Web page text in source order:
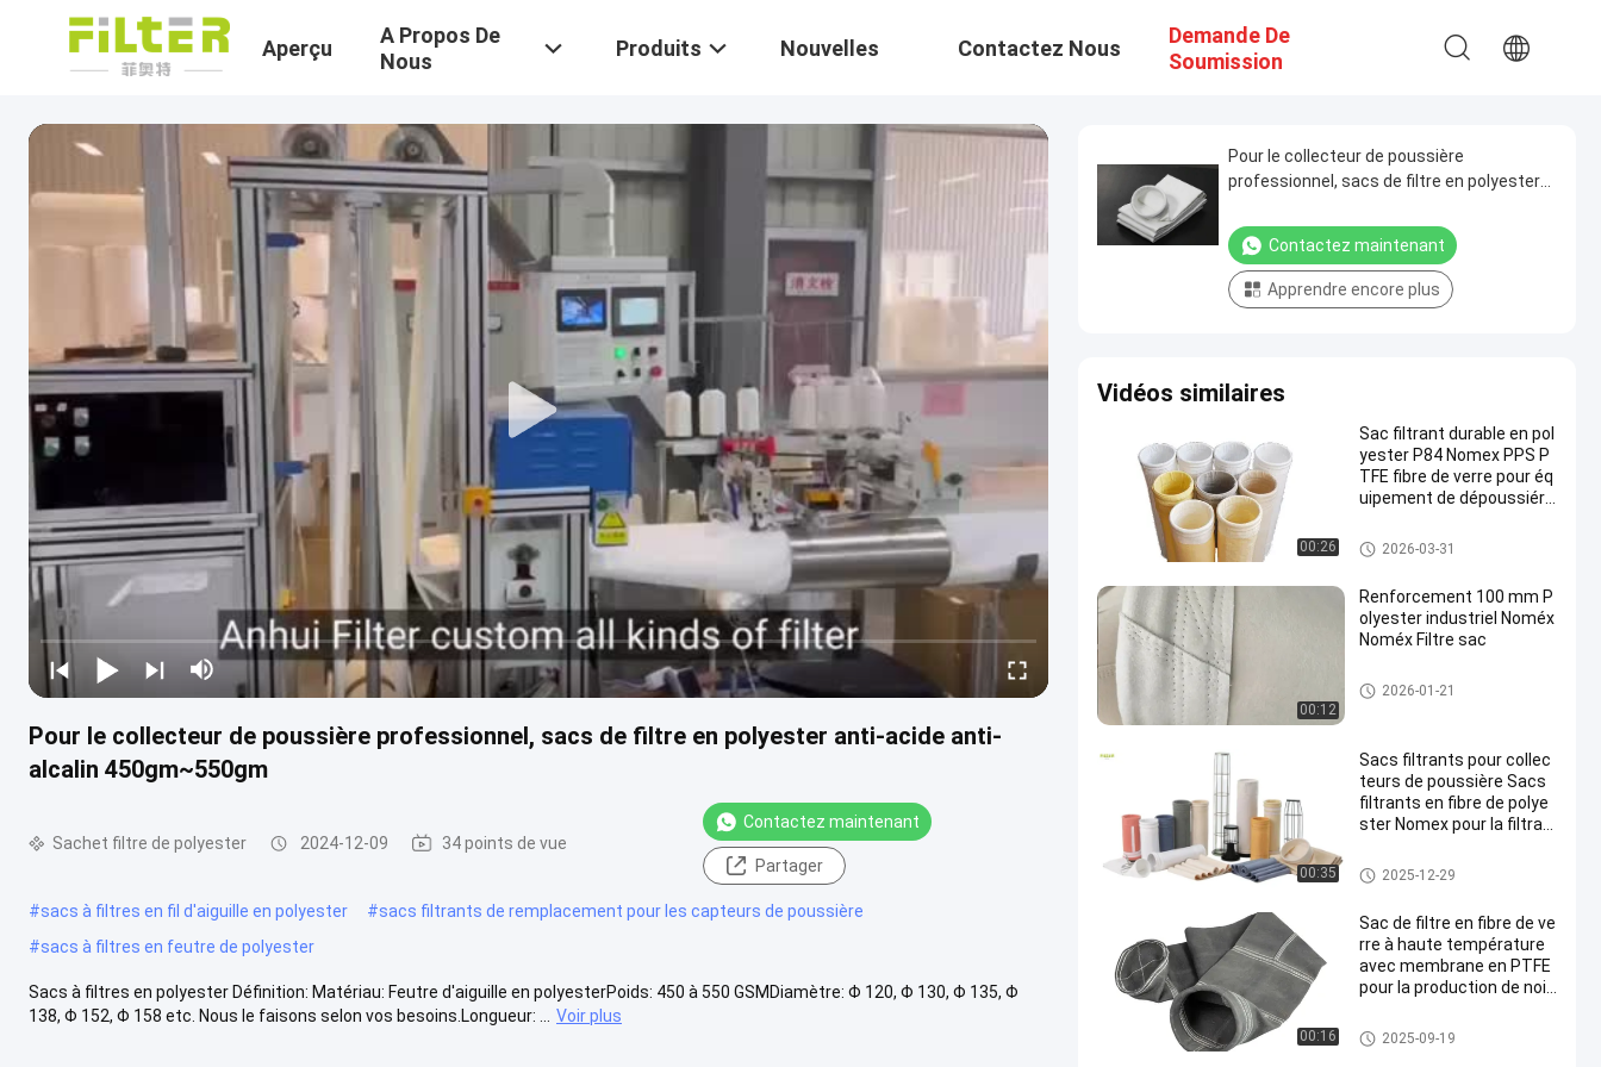
Aperçu
A Propos De
Nous
Produits Nouvelles Contactez Nous
Demande De
Soumission
Pour le collecteur de poussière professionnel, sacs de filtre en polyester anti-acide anti-
alcalin 450gm~550gm
Sachet filtre de polyester 2024-12-09 34 points de vue
Contactez maintenant
Partager
#sacs à filtres en fil d'aiguille en polyester #sacs filtrants de remplacement pour les capteurs de poussière
#sacs à filtres en feutre de polyester
Sacs à filtres en polyester Définition: Matériau: Feutre d'aiguille en polyesterPoids: 450 à 550 GSMDiamètre: Φ 120, Φ 130, Φ 135, Φ
138, Φ 152, Φ 158 etc. Nous le faisons selon vos besoins.Longueur: ...
Voir plus
Pour le collecteur de poussière
professionnel, sacs de filtre en polyester
Contactez maintenant
Apprendre encore plus
Vidéos similaires
00:26
Sac filtrant durable en pol
yester P84 Nomex PPS P
TFE fibre de verre pour éq
uipement de dépoussiére
Sachet filtre de polyester
2026-03-31
00:12
Renforcement 100 mm P
olyester industriel Noméx
Noméx Filtre sac
sacs filtrants à haute tempéra
ture
2026-01-21
00:35
Sacs filtrants pour collec
teurs de poussière Sacs
filtrants en fibre de polye
ster Nomex pour la filtrati
ines d'asphalte avec une
résistance à la traction e
Sachet filtre de polyester
2025-12-29
00:16
Sac de filtre en fibre de ve
rre à haute température
avec membrane en PTFE
pour la production de noir
sacs à filtres en fibre de verre
2025-09-19